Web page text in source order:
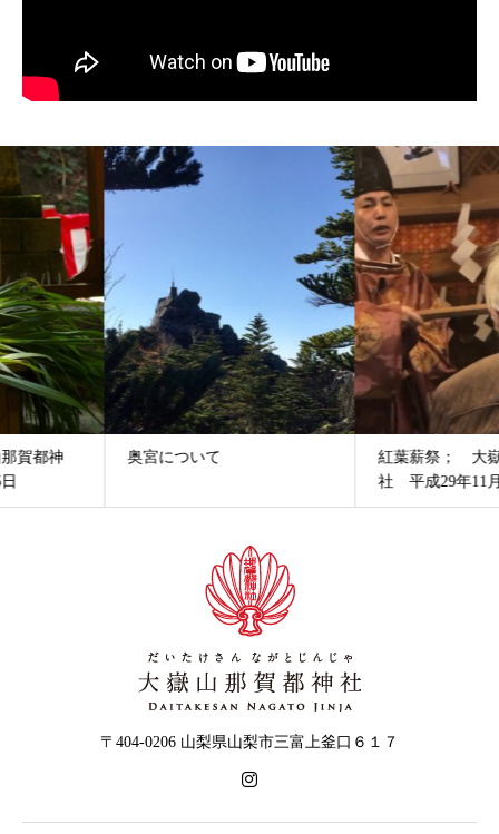
奥宮について
紅葉薪祭； 大嶽山那賀都神
社 平成29年11月...
〒404-0206 山梨県山梨市三富上釜口６１７